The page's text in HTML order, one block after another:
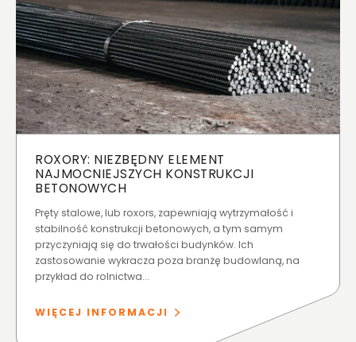
ROXORY: NIEZBĘDNY ELEMENT
NAJMOCNIEJSZYCH KONSTRUKCJI
BETONOWYCH
Pręty stalowe, lub roxors, zapewniają wytrzymałość i
stabilność konstrukcji betonowych, a tym samym
przyczyniają się do trwałości budynków. Ich
zastosowanie wykracza poza branżę budowlaną, na
przykład do rolnictwa...
WIĘCEJ INFORMACJI